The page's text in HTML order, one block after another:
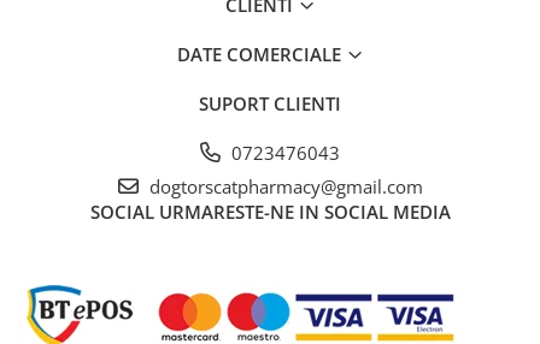
DATE COMERCIALE
SUPORT CLIENTI
0723476043
dogtorscatpharmacy@gmail.com
SOCIAL URMARESTE-NE IN SOCIAL MEDIA